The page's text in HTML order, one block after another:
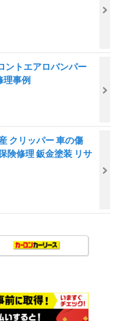
ントエアロバンパー
理事例
クリッパー 車の傷
険修理 鈑金塗装 リサ